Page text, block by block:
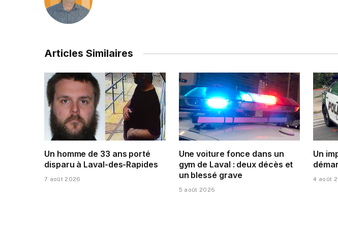
Articles Similaires
Un homme de 33 ans porté
disparu à Laval-des-Rapides
7 août 2026
Une voiture fonce dans un
gym de Laval : deux décès et
un blessé grave
5 août 2026
Un
4 août